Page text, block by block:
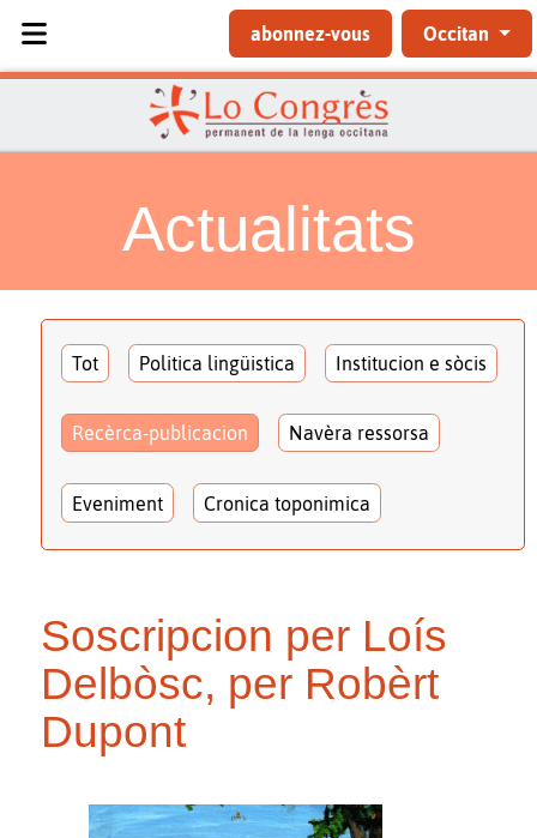
abonnez-vous Occitan
Actualitats
Tot Politica lingüistica Institucion e sòcis
Recèrca-publicacion Navèra ressorsa
Eveniment Cronica toponimica
Soscripcion per Loís
Delbòsc, per Robèrt
Dupont